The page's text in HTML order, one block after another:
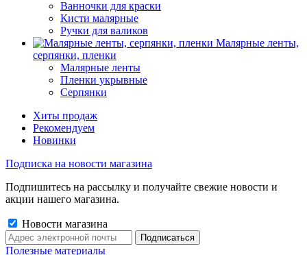
Ванночки для краски
Кисти малярные
Ручки для валиков
Малярные ленты,
серпянки, пленки
Малярные ленты
Пленки укрывные
Серпянки
Хиты продаж
Рекомендуем
Новинки
Подписка на новости магазина
Подпишитесь на рассылку и получайте свежие новости и
акции нашего магазина.
Новости магазина
Полезные материалы